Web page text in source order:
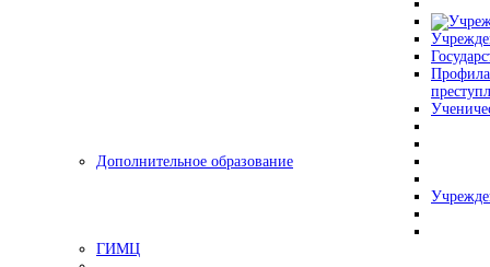
Дополнительное образование
ГИМЦ